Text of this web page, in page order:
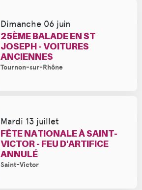
Dimanche 06 juin
25ÈME BALADE EN ST
JOSEPH - VOITURES
ANCIENNES
Tournon-sur-Rhône
Mardi 13 juillet
FÊTE NATIONALE À SAINT-
VICTOR - FEU D'ARTIFICE
ANNULÉ
Saint-Victor